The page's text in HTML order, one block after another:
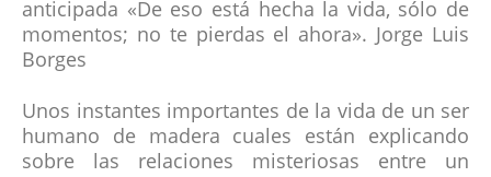
anticipada «De eso está hecha la vida, sólo de
momentos; no te pierdas el ahora». Jorge Luis
Borges
Unos instantes importantes de la vida de un ser
humano de madera cuales están explicando
sobre las relaciones misteriosas entre un